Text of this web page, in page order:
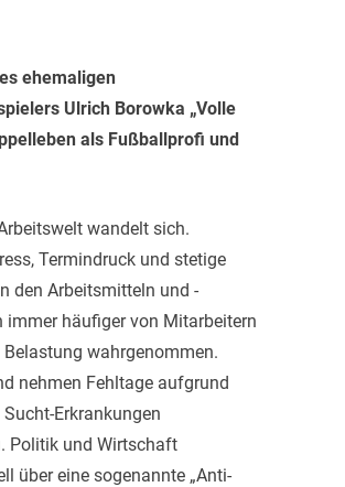
ehemaligen
Ulrich Borowka „Volle
als Fußballprofi und
wandelt sich.
Termindruck und stetige
den Arbeitsmitteln und -
immer häufiger von Mitarbeitern
wahrgenommen.
nehmen Fehltage aufgrund
Erkrankungen
Politik und Wirtschaft
über eine sogenannte „Anti-